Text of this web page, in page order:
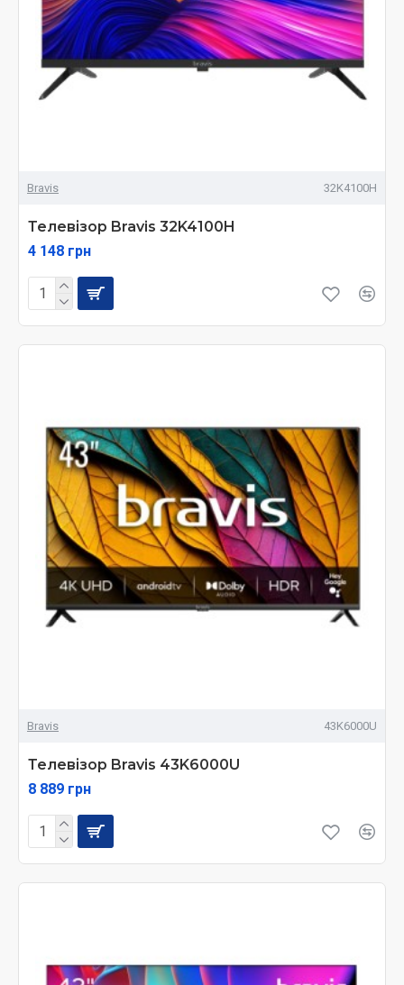
Bravis 32K4100H
Телевізор Bravis 32K4100H
4 148 грн
Bravis 43K6000U
Телевізор Bravis 43K6000U
8 889 грн